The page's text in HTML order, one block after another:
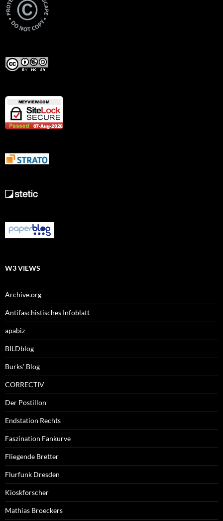
W3 VIEWS
Archive.org
Antifaschistisches Infoblatt
apabiz
BILDblog
Burks’ Blog
CORRECTIV
Der Postillon
Endstation Rechts
Faszination Fankurve
Fliegende Bretter
Flurfunk Dresden
Kioskforscher
Mathias Broeckers